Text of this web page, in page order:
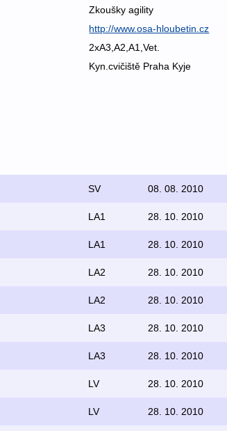
Zkoušky agility
http://www.osa-hloubetin.cz
2xA3,A2,A1,Vet.
Kyn.cvičiště Praha Kyje
SV 08. 08. 2010
LA1 28. 10. 2010
LA1 28. 10. 2010
LA2 28. 10. 2010
LA2 28. 10. 2010
LA3 28. 10. 2010
LA3 28. 10. 2010
LV 28. 10. 2010
LV 28. 10. 2010